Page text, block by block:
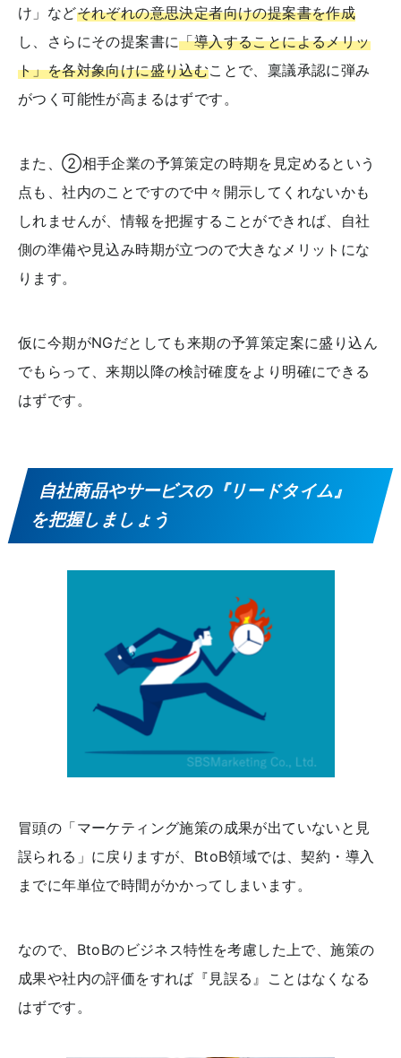
け」などそれぞれの意思決定者向けの提案書を作成
し、さらにその提案書に「導入することによるメリッ
ト」を各対象向けに盛り込むことで、稟議承認に弾み
がつく可能性が高まるはずです。
また、②相手企業の予算策定の時期を見定めるという
点も、社内のことですので中々開示してくれないかも
しれませんが、情報を把握することができれば、自社
側の準備や見込み時期が立つので大きなメリットにな
ります。
仮に今期がNGだとしても来期の予算策定案に盛り込ん
でもらって、来期以降の検討確度をより明確にできる
はずです。
自社商品やサービスの『リードタイム』
を把握しましょう
冒頭の「マーケティング施策の成果が出ていないと見
誤られる」に戻りますが、BtoB領域では、契約・導入
までに年単位で時間がかかってしまいます。
なので、BtoBのビジネス特性を考慮した上で、施策の
成果や社内の評価をすれば『見誤る』ことはなくなる
はずです。